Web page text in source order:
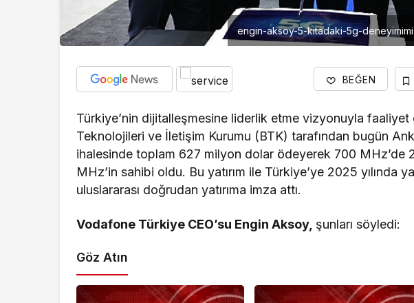
engin-aksoy-5-kitadaki-5g-
BEĞEN
Türkiye’nin dijitalleşmesine liderlik etme vizyonuyla
Teknolojileri ve İletişim Kurumu (BTK) tarafından bugün
ihalesinde toplam 627 milyon dolar ödeyerek 700 MHz’de
MHz’in sahibi oldu. Bu yatırım ile Türkiye’ye 2025 yılında
uluslararası doğrudan yatırıma imza attı.
Vodafone Türkiye CEO’su Engin Aksoy, şunları söyledi:
Göz Atın